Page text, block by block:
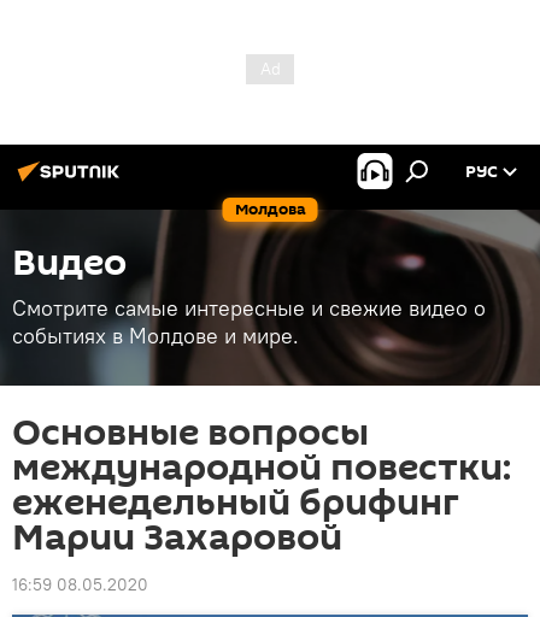
Молдова
РУС
Видео
Смотрите самые интересные и свежие видео о
событиях в Молдове и мире.
Основные вопросы
международной повестки:
еженедельный брифинг
Марии Захаровой
16:59 08.05.2020